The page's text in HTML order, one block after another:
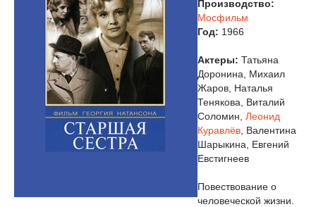
Производство:
Мосфильм
Год: 1966
Актеры: Татьяна
Доронина, Михаил
Жаров, Наталья
Тенякова, Виталий
Соломин, Леонид
Куравлёв , Валентина
Шарыкина, Евгений
Евстигнеев
Повествование о
человеческой жизни.